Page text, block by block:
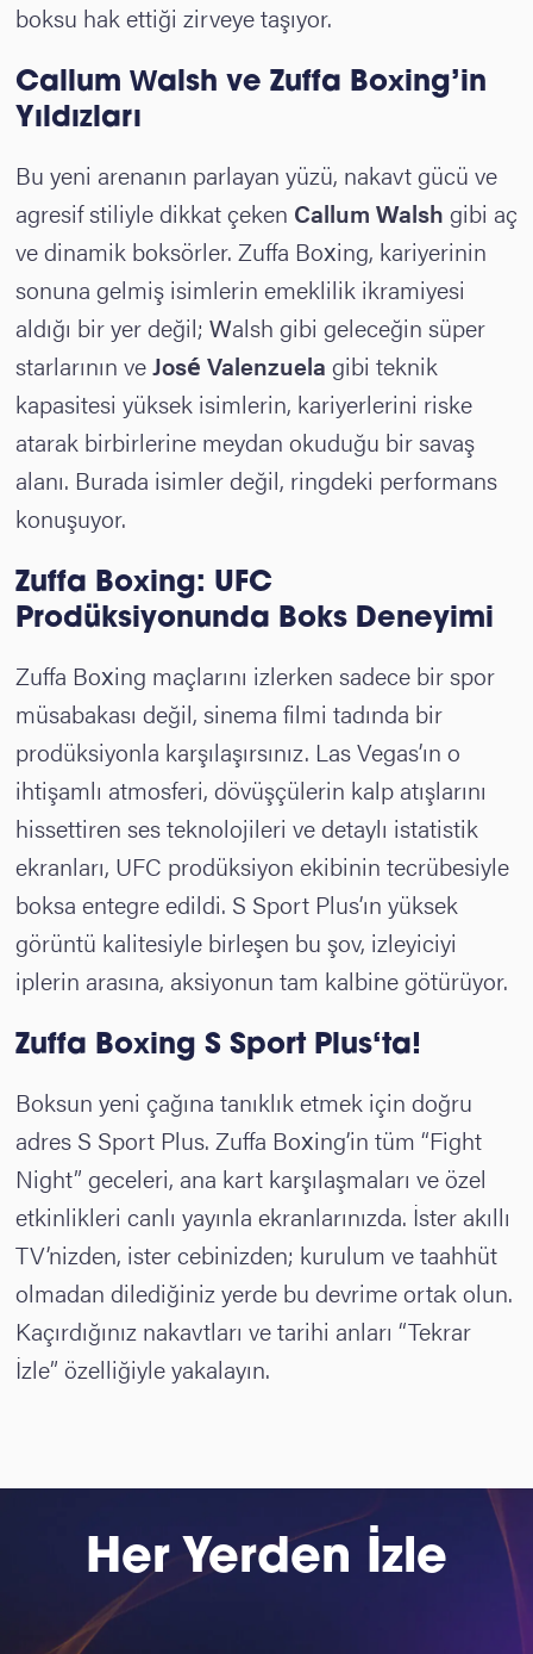
boksu hak ettiği zirveye taşıyor.
Callum Walsh ve Zuffa Boxing’in
Yıldızları
Bu yeni arenanın parlayan yüzü, nakavt gücü ve
agresif stiliyle dikkat çeken Callum Walsh gibi aç
ve dinamik boksörler. Zuffa Boxing, kariyerinin
sonuna gelmiş isimlerin emeklilik ikramiyesi
aldığı bir yer değil; Walsh gibi geleceğin süper
starlarının veJosé Valenzuela gibi teknik
kapasitesi yüksek isimlerin, kariyerlerini riske
atarak birbirlerine meydan okuduğu bir savaş
alanı. Burada isimler değil, ringdeki performans
konuşuyor.
Zuffa Boxing: UFC
Prodüksiyonunda Boks Deneyimi
Zuffa Boxing maçlarını izlerken sadece bir spor
müsabakası değil, sinema filmi tadında bir
prodüksiyonla karşılaşırsınız. Las Vegas’ın o
ihtişamlı atmosferi, dövüşçülerin kalp atışlarını
hissettiren ses teknolojileri ve detaylı istatistik
ekranları, UFC prodüksiyon ekibinin tecrübesiyle
boksa entegre edildi. S Sport Plus’ın yüksek
görüntü kalitesiyle birleşen bu şov, izleyiciyi
iplerin arasına, aksiyonun tam kalbine götürüyor.
Zuffa Boxing S Sport Plus‘ta!
Boksun yeni çağına tanıklık etmek için doğru
adres S Sport Plus. Zuffa Boxing’in tüm “Fight
Night” geceleri, ana kart karşılaşmaları ve özel
etkinlikleri canlı yayınla ekranlarınızda. İster akıllı
TV’nizden, ister cebinizden; kurulum ve taahhüt
olmadan dilediğiniz yerde bu devrime ortak olun.
Kaçırdığınız nakavtları ve tarihi anları “Tekrar
İzle” özelliğiyle yakalayın.
Her Yerden İzle